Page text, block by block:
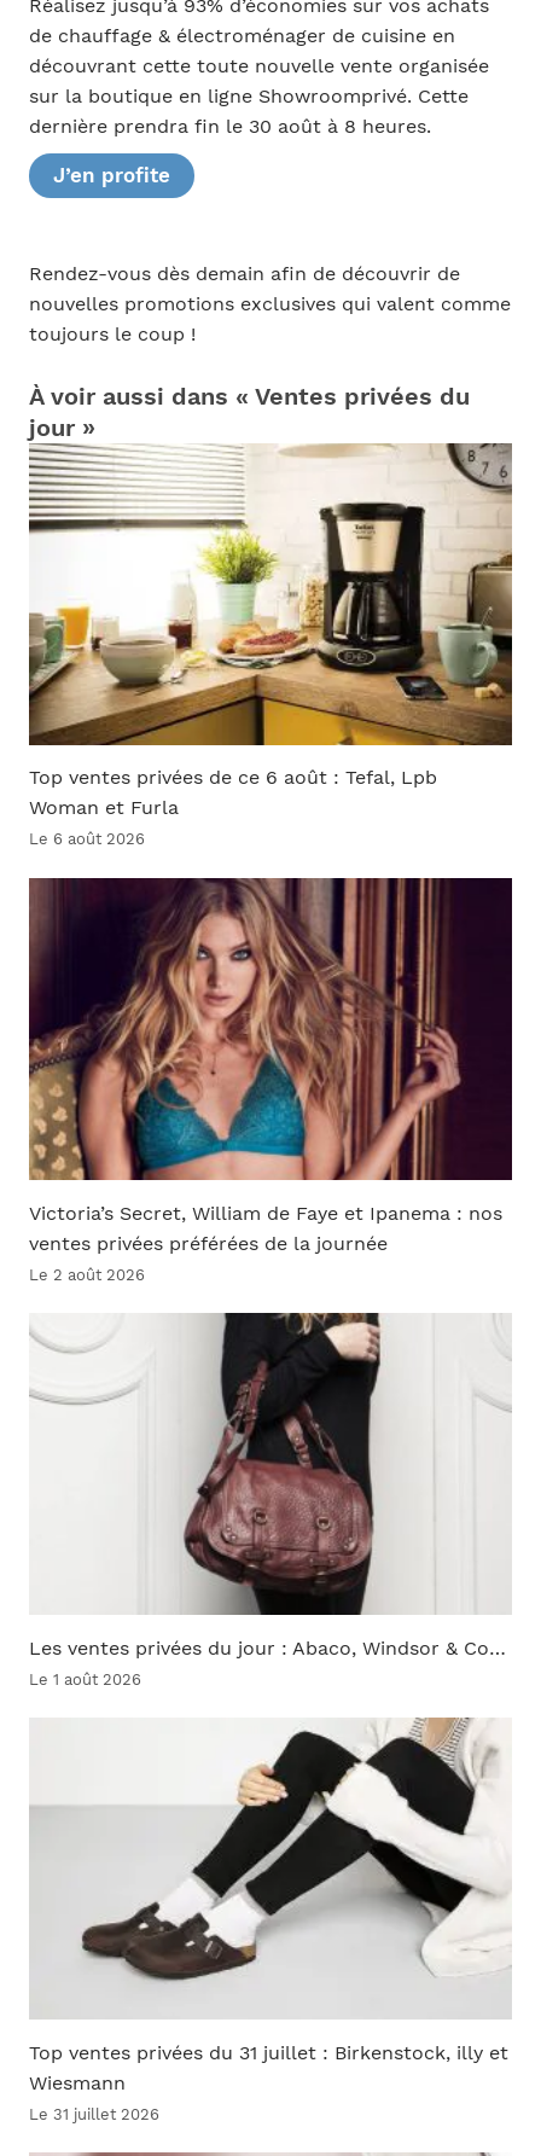
Réalisez jusqu’à 93% d’économies sur vos achats
de chauffage & électroménager de cuisine en
découvrant cette toute nouvelle vente organisée
sur la boutique en ligne Showroomprivé. Cette
dernière prendra fin le 30 août à 8 heures.
J’en profite
Rendez-vous dès demain afin de découvrir de
nouvelles promotions exclusives qui valent comme
toujours le coup !
À voir aussi dans « Ventes privées du
jour »
Top ventes privées de ce 6 août : Tefal, Lpb
Woman et Furla
Le 6 août 2026
Victoria’s Secret, William de Faye et Ipanema : nos
ventes privées préférées de la journée
Le 2 août 2026
Les ventes privées du jour : Abaco, Windsor & Co…
Le 1 août 2026
Top ventes privées du 31 juillet : Birkenstock, illy et
Wiesmann
Le 31 juillet 2026